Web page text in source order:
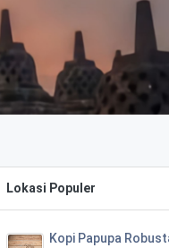
Lokasi Populer
Kopi Papupa